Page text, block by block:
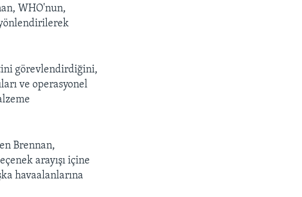
WHO'nun,
görevlendirdiğini,
ve operasyonel
Brennan,
arayışı içine
havaalanlarına